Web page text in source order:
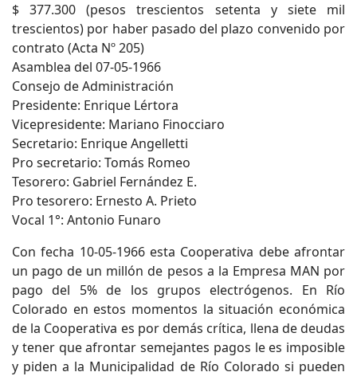
$ 377.300 (pesos trescientos setenta y siete mil
trescientos) por haber pasado del plazo convenido por
contrato (Acta Nº 205)
Asamblea del 07-05-1966
Consejo de Administración
Presidente: Enrique Lértora
Vicepresidente: Mariano Finocciaro
Secretario: Enrique Angelletti
Pro secretario: Tomás Romeo
Tesorero: Gabriel Fernández E.
Pro tesorero: Ernesto A. Prieto
Vocal 1°: Antonio Funaro
Con fecha 10-05-1966 esta Cooperativa debe afrontar
un pago de un millón de pesos a la Empresa MAN por
pago del 5% de los grupos electrógenos. En Río
Colorado en estos momentos la situación económica
de la Cooperativa es por demás crítica, llena de deudas
y tener que afrontar semejantes pagos le es imposible
y piden a la Municipalidad de Río Colorado si pueden